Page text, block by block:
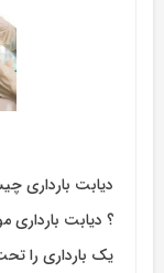
دیابت بارداری
؟ دیابت
یک بارداری را